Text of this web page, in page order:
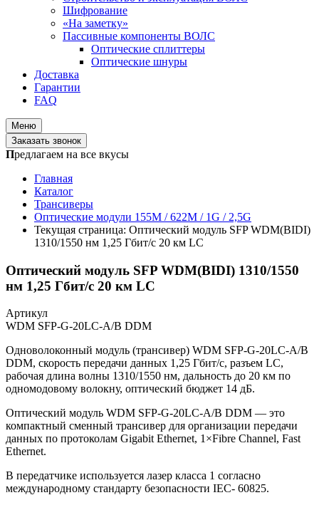
Шифрование
«На заметку»
Пассивные компоненты ВОЛС
Оптические сплиттеры
Оптические шнуры
Доставка
Гарантии
FAQ
Меню
Заказать звонок
Предлагаем на все вкусы
Главная
Каталог
Трансиверы
Оптические модули 155M / 622M / 1G / 2,5G
Текущая страница: Оптический модуль SFP WDM(BIDI)
1310/1550 нм 1,25 Гбит/с 20 км LC
Оптический модуль SFP WDM(BIDI) 1310/1550
нм 1,25 Гбит/с 20 км LC
Артикул
WDM SFP-G-20LC-A/B DDM
Одноволоконный модуль (трансивер) WDM SFP-G-20LC-A/B
DDM, скорость передачи данных 1,25 Гбит/с, разъем LC,
рабочая длина волны 1310/1550 нм, дальность до 20 км по
одномодовому волокну, оптический бюджет 14 дБ.
Оптический модуль WDM SFP-G-20LC-A/B DDM — это
компактный сменный трансивер для организации передачи
данных по протоколам Gigabit Ethernet, 1×Fibre Channel, Fast
Ethernet.
В передатчике используется лазер класса 1 согласно
международному стандарту безопасности IEC- 60825.